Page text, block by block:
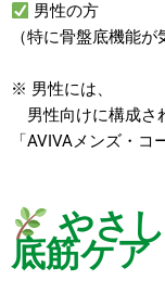
男性の方
（特に骨盤底機能が
※ 男性には、
男性向けに構成さ
「AVIVAメンズ・コ
やさ
底筋ケア